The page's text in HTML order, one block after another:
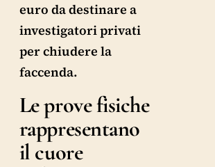
euro da destinare a
investigatori privati
per chiudere la
faccenda.
Le prove fisiche
rappresentano
il cuore